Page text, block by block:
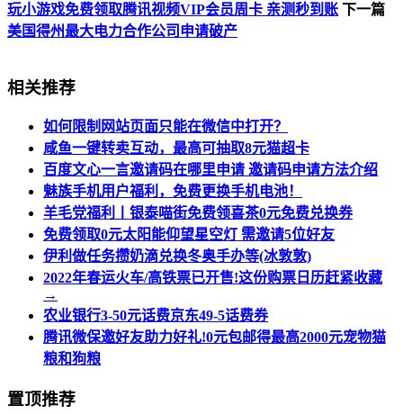
玩小游戏免费领取腾讯视频VIP会员周卡 亲测秒到账 下一篇
美国得州最大电力合作公司申请破产
相关推荐
如何限制网站页面只能在微信中打开？
咸鱼一键转卖互动，最高可抽取8元猫超卡
百度文心一言邀请码在哪里申请 邀请码申请方法介绍
魅族手机用户福利，免费更换手机电池！
羊毛党福利丨银泰喵街免费领喜茶0元免费兑换券
免费领取0元太阳能仰望星空灯 需邀请5位好友
伊利做任务攒奶滴兑换冬奥手办等(冰敦敦)
2022年春运火车/高铁票已开售!这份购票日历赶紧收藏
→
农业银行3-50元话费京东49-5话费券
腾讯微保邀好友助力好礼!0元包邮得最高2000元宠物猫
粮和狗粮
置顶推荐